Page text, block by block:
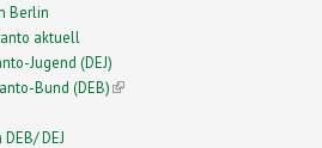
Berlin
aktuell
Jugend (DEJ)
Bund (DEB)(link is external)
DEJ